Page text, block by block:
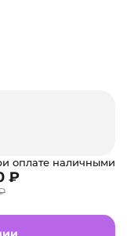
оплате наличными
₽